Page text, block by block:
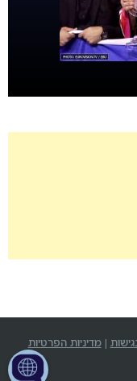
|מדיניות הפרטיות